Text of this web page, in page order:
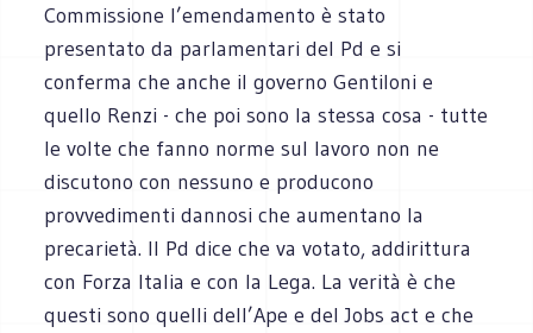
Commissione l’emendamento è stato
presentato da parlamentari del Pd e si
conferma che anche il governo Gentiloni e
quello Renzi - che poi sono la stessa cosa - tutte
le volte che fanno norme sul lavoro non ne
discutono con nessuno e producono
provvedimenti dannosi che aumentano la
precarietà. Il Pd dice che va votato, addirittura
con Forza Italia e con la Lega. La verità è che
questi sono quelli dell’Ape e del Jobs act e che